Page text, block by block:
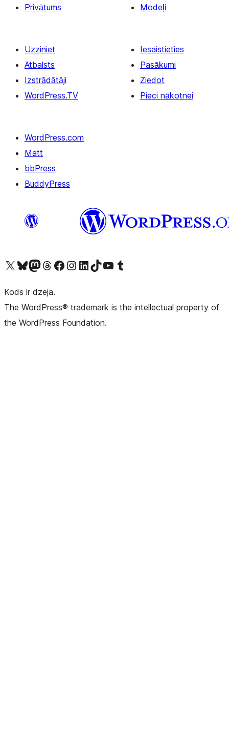
Privātums
Modeļi
Uzziniet
Atbalsts
Izstrādātāji
WordPress.TV
Iesaistieties
Pasākumi
Ziedot
Pieci nākotnei
WordPress.com
Matt
bbPress
BuddyPress
Apmeklējiet mūsu X (agrāk Twitter) kontu
Apmeklējiet mūsu Bluesky kontu
Apmeklējiet mūsu Mastodon kontu
Apmeklējiet mūsu Threads kontu
Apmeklējiet mūsu Facebook lapuApmeklējiet mūsu Instagram kontu
Apmeklējiet mūsu LinkedIn kontu
Apmeklējiet mūsu TikTok kontu
Apmeklējiet mūsu YouTube kanālu
Apmeklējiet mūsu Tumblr kontu
Kods ir dzeja.
The WordPress® trademark is the intellectual property of
the WordPress Foundation.